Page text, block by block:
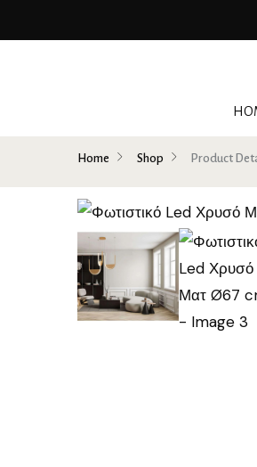
Home Shop Product